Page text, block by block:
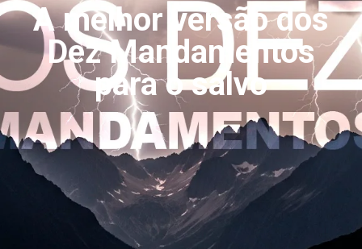
A melhor versão dos
Dez Mandamentos
para o salvo